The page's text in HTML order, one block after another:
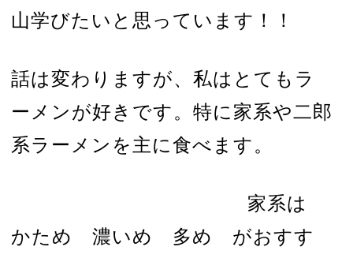
山学びたいと思っています！！
話は変わりますが、私はとてもラ
ーメンが好きです。特に家系や二郎
系ラーメンを主に食べます。
家系は
かため 濃いめ 多め がおすす